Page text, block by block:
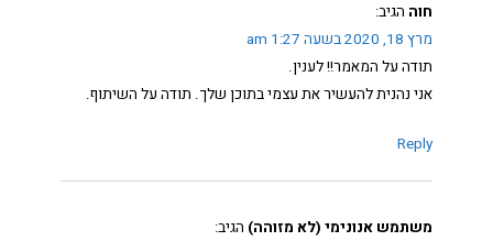
חוה הגיב:
מרץ 18, 2020 בשעה 1:27 am
תודה על המאמר!! לענין.
אני נהנית להעשיר את עצמי בתוכן שלך. תודה על השיתוף.
Reply
משתמש אנונימי (לא מזוהה) הגיב: